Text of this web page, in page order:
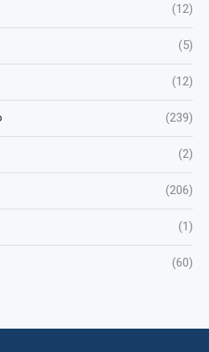
(12)
(5)
(12)
(239)
(2)
(206)
(1)
(60)